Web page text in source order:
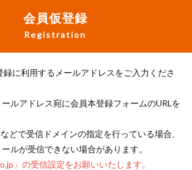
会員仮登録
Registration
録に利用するメールアドレスをご入力くださ
ルアドレス宛に会員本登録フォームのURLを
どで受信ドメインの指定を行っている場合、
ルが受信できない場合があります。
」の受信設定をお願いいたします。